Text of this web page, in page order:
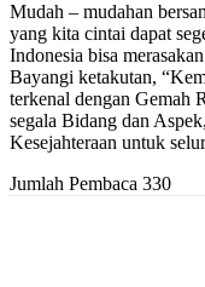
Mudah – mudahan
yang kita cintai dapat
Indonesia bisa
Bayangi ketakutan,
terkenal dengan Gemah
segala Bidang dan
Kesejahteraan untuk
Jumlah Pembaca 330